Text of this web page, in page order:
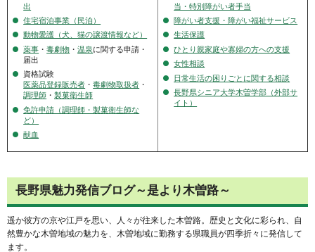
出
住宅宿泊事業（民泊）
動物愛護（犬、猫の譲渡情報など）
薬事 ・毒劇物 ・温泉に関する申請・
届出
資格試験
医薬品登録販売者 ・毒劇物取扱者 ・
調理師 ・製菓衛生師
免許申請（調理師・製菓衛生師な
ど）
献血
当・特別障がい者手当
障がい者支援・障がい福祉サービス
生活保護
ひとり親家庭や寡婦の方への支援
女性相談
日常生活の困りごとに関する相談
長野県シニア大学木曽学部（外部サ
イト）
長野県魅力発信ブログ～是より木曽路～
遥か彼方の京や江戸を思い、人々が往来した木曽路。歴史と文化に彩られ、自
然豊かな木曽地域の魅力を、木曽地域に勤務する県職員が四季折々に発信して
ます。